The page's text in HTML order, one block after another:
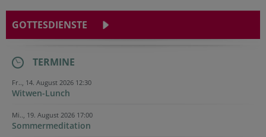
GOTTESDIENSTE
TERMINE
Fr.., 14. August 2026 12:30
Witwen-Lunch
Mi.., 19. August 2026 17:00
Sommermeditation